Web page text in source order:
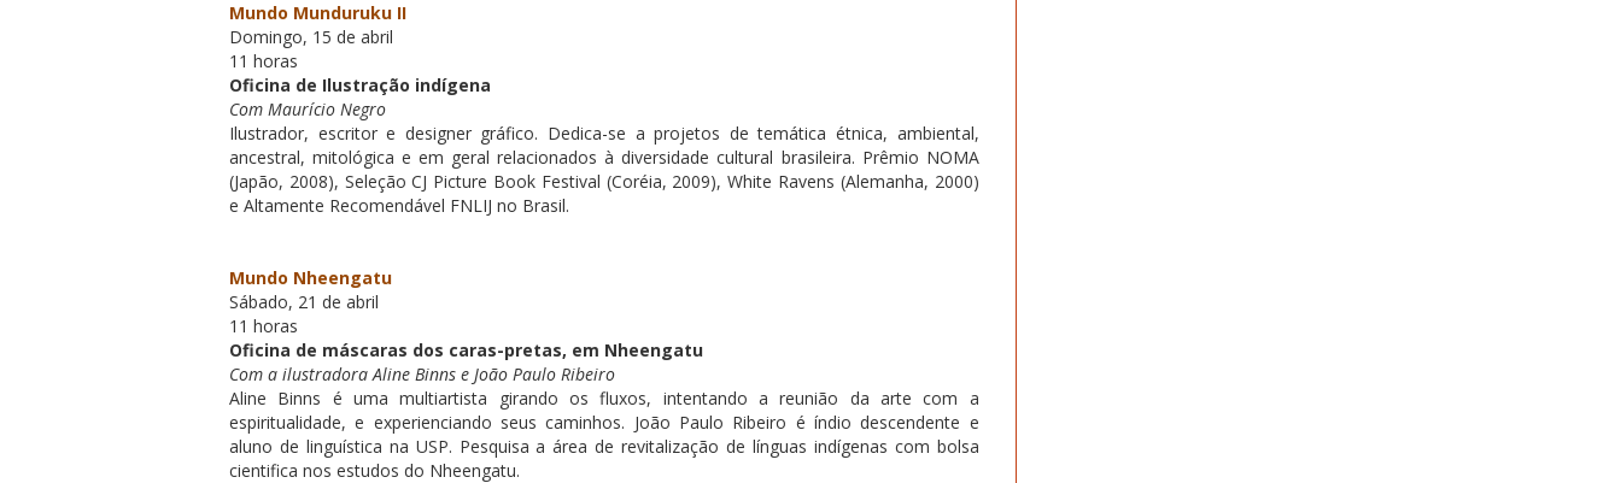
Mundo Munduruku II
Domingo, 15 de abril
11 horas
Oficina de Ilustração indígena
Com Maurício Negro
Ilustrador, escritor e designer gráfico. Dedica-se a projetos de temática étnica, ambiental,
ancestral, mitológica e em geral relacionados à diversidade cultural brasileira. Prêmio NOMA
(Japão, 2008), Seleção CJ Picture Book Festival (Coréia, 2009), White Ravens (Alemanha, 2000)
e Altamente Recomendável FNLIJ no Brasil.
Mundo Nheengatu
Sábado, 21 de abril
11 horas
Oficina de máscaras dos caras-pretas, em Nheengatu
Com a ilustradora Aline Binns e João Paulo Ribeiro
Aline Binns é uma multiartista girando os fluxos, intentando a reunião da arte com a
espiritualidade, e experienciando seus caminhos. João Paulo Ribeiro é índio descendente e
aluno de linguística na USP. Pesquisa a área de revitalização de línguas indígenas com bolsa
cientifica nos estudos do Nheengatu.